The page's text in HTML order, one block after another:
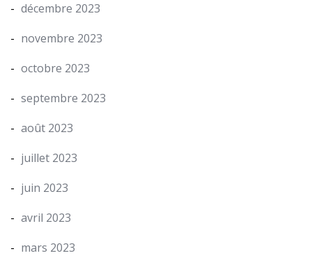
décembre 2023
novembre 2023
octobre 2023
septembre 2023
août 2023
juillet 2023
juin 2023
avril 2023
mars 2023